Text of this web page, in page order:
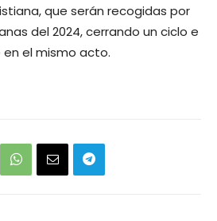
que serán recogidas por
del 2024, cerrando un ciclo e
el mismo acto.